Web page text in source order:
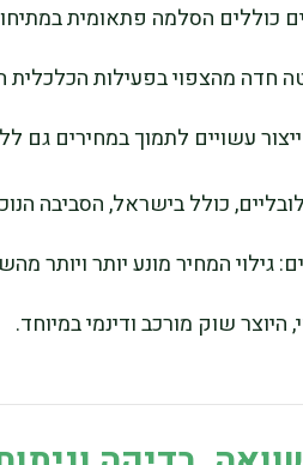
כוללים הסלמה פתאומית
מהצפוי בפעילות הכלכלית
עשויים לתמוך במחירים גם
כולל בישראל, הסביבה
גילוי המחיר מונע יותר ויותר
היוצר שוק מורכב ודינמי במיוחד.